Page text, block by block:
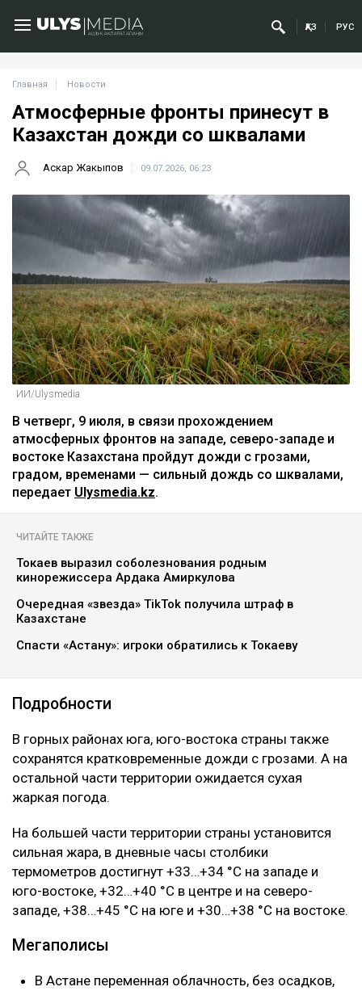
ҚАЗ РУС
Главная Новости
Атмосферные фронты принесут в
Казахстан дожди со шквалами
Аскар Жакыпов 09.07.2026, 06:23
ИИ/Ulysmedia
В четверг, 9 июля, в связи прохождением
атмосферных фронтов на западе, северо-западе и
востоке Казахстана пройдут дожди с грозами,
градом, временами — сильный дождь со шквалами,
передает Ulysmedia.kz.
ЧИТАЙТЕ ТАКЖЕ
Токаев выразил соболезнования родным
кинорежиссера Ардака Амиркулова
Очередная «звезда» TikTok получила штраф в
Казахстане
Спасти «Астану»: игроки обратились к Токаеву
Подробности
В горных районах юга, юго-востока страны также
сохранятся кратковременные дожди с грозами. А на
остальной части территории ожидается сухая
жаркая погода.
На большей части территории страны установится
сильная жара, в дневные часы столбики
термометров достигнут +33…+34 °С на западе и
юго-востоке, +32…+40 °С в центре и на северо-
западе, +38…+45 °С на юге и +30…+38 °С на востоке.
Мегаполисы
В Астане переменная облачность, без осадков,